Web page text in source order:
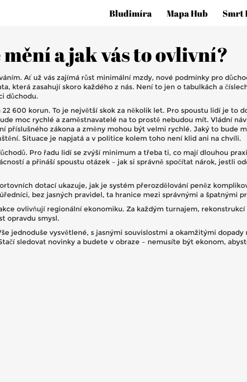
Bludimíra Mapa Hub Smrt
a jak vás to ovlivní?
Ať už vás zajímá růst minimální mzdy, nové podmínky pro
která zasahují skoro každého z nás. Není to jen o tabulkách a
důchodu.
600 korun. To je největší skok za několik let. Pro spoustu lidí je to
moc rychlé a zaměstnavatelé na to prostě nebudou mít. Vládní
příslušného zákona a změny mohou být velmi rychlé. Jaký to bude
Situace je napjatá a v politice kolem toho není klid ani na chvíli.
Pro řadu lidí se zvýší minimum a třeba ti, co mají dlouhou
a přináší spoustu otázek – jak si správně spočítat nárok, jestli
dotací ukazuje, jak je systém přerozdělování peněz
bez jasných pravidel, ta hranice mezi správnými a špatnými
ovlivňují regionální ekonomiku. Za každým turnajem,
opravdu smysl.
jednoduše vysvětlené, s jasnými souvislostmi a okamžitými
sledovat novinky a budete v obraze – nemusíte být ekonom,